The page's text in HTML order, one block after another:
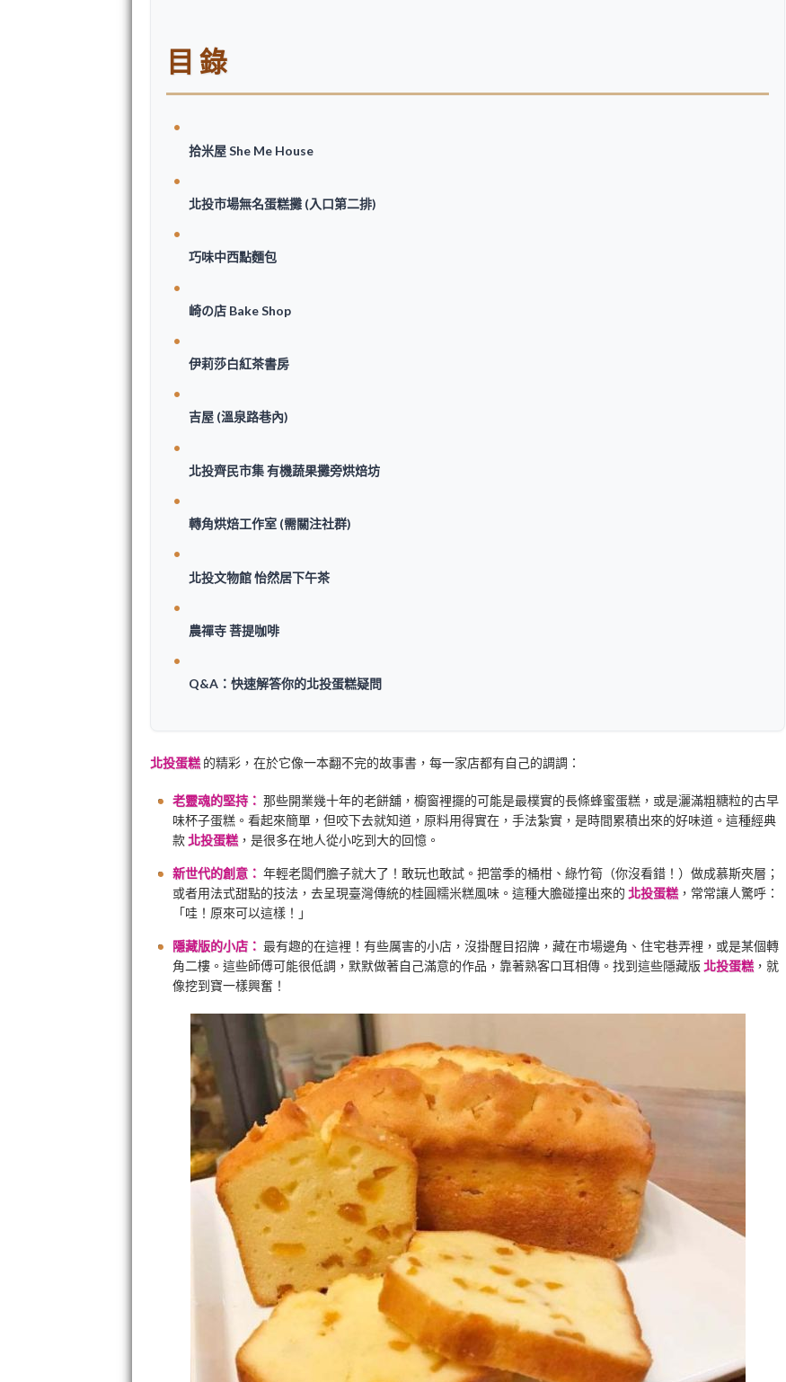
目錄
拾米屋 She Me House
北投市場無名蛋糕攤 (入口第二排)
巧味中西點麵包
崎の店 Bake Shop
伊莉莎白紅茶書房
吉屋 (溫泉路巷內)
北投齊民市集 有機蔬果攤旁烘焙坊
轉角烘焙工作室 (需關注社群)
北投文物館 怡然居下午茶
農禪寺 菩提咖啡
Q&A：快速解答你的北投蛋糕疑問
北投蛋糕 的精彩，在於它像一本翻不完的故事書，每一家店都有自己的調調：
老靈魂的堅持： 那些開業幾十年的老餅舖，櫥窗裡擺的可能是最樸實的長條蜂蜜蛋糕，或是灑滿粗糖粒的古早
味杯子蛋糕。看起來簡單，但咬下去就知道，原料用得實在，手法紮實，是時間累積出來的好味道。這種經典
款北投蛋糕 ，是很多在地人從小吃到大的回憶。
新世代的創意： 年輕老闆們膽子就大了！敢玩也敢試。把當季的桶柑、綠竹筍（你沒看錯！）做成慕斯夾層；
或者用法式甜點的技法，去呈現臺灣傳統的桂圓糯米糕風味。這種大膽碰撞出來的 北投蛋糕 ，常常讓人驚呼：
「哇！原來可以這樣！」
隱藏版的小店： 最有趣的在這裡！有些厲害的小店，沒掛醒目招牌，藏在市場邊角、住宅巷弄裡，或是某個轉
角二樓。這些師傅可能很低調，默默做著自己滿意的作品，靠著熟客口耳相傳。找到這些隱藏版 北投蛋糕 ，就
像挖到寶一樣興奮！